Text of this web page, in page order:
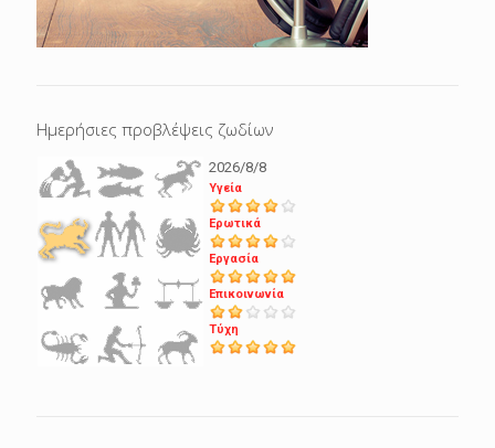
Ημερήσιες προβλέψεις ζωδίων
2026/8/8
Υγεία
Ερωτικά
Εργασία
Επικοινωνία
Τύχη